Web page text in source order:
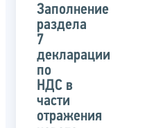
органом
указанного
Заполнение
раздела
7
декларации
по
НДС в
части
отражения